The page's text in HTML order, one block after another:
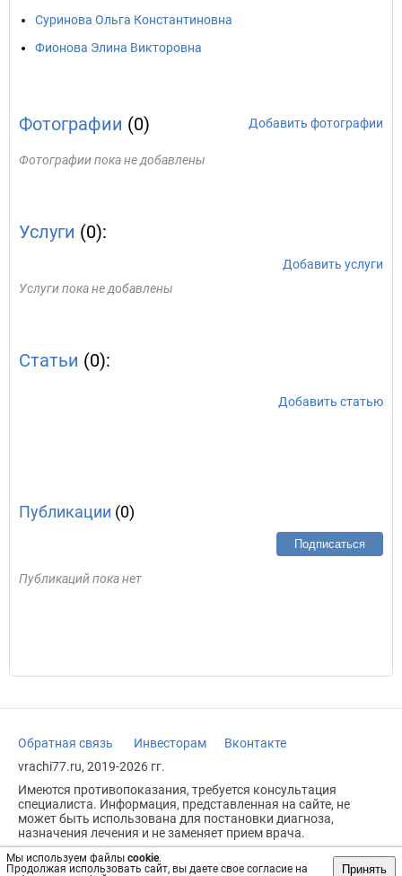
Мы используем файлы cookie.
Продолжая использовать сайт, вы даете свое согласие на
Принять
Суринова Ольга Константиновна
Фионова Элина Викторовна
Фотографии (0) Добавить фотографии
Фотографии пока не добавлены
Услуги (0):
Добавить услуги
Услуги пока не добавлены
Статьи (0):
Добавить статью
Публикации (0)
Подписаться
Публикаций пока нет
Обратная связь Инвесторам
Вконтакте
vrachi77.ru, 2019-2026 гг.
Имеются противопоказания, требуется консультация
специалиста. Информация, представленная на сайте, не
может быть использована для постановки диагноза,
назначения лечения и не заменяет прием врача.
Возрастное ограничение: 18+